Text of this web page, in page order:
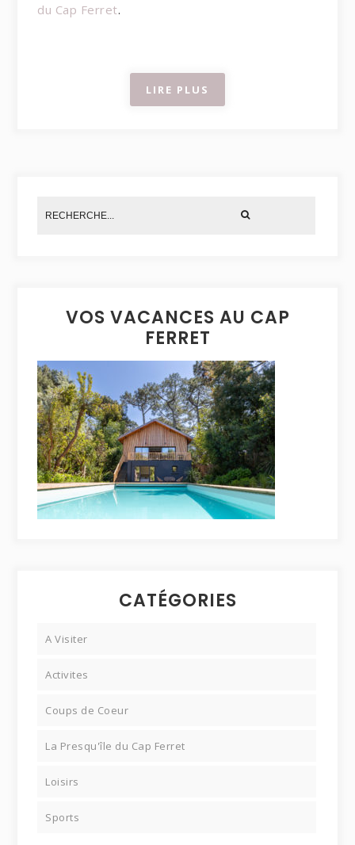
du Cap Ferret.
LIRE PLUS
VOS VACANCES AU CAP
FERRET
CATÉGORIES
A Visiter
Activites
Coups de Coeur
La Presqu'île du Cap Ferret
Loisirs
Sports